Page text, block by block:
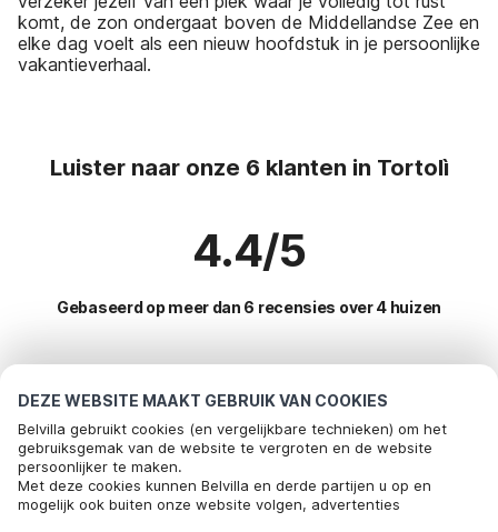
DEZE WEBSITE MAAKT GEBRUIK VAN COOKIES
Belvilla gebruikt cookies (en vergelijkbare technieken) om het
gebruiksgemak van de website te vergroten en de website
persoonlijker te maken.
Met deze cookies kunnen Belvilla en derde partijen u op en
mogelijk ook buiten onze website volgen, advertenties
komt, de zon ondergaat boven de Middellandse Zee en
elke dag voelt als een nieuw hoofdstuk in je persoonlijke
vakantieverhaal.
Luister naar onze 6 klanten in Tortolì
4.4/5
Gebaseerd op meer dan 6 recensies over 4 huizen
Meest populaire bestemmingen voor
vakantie
Top steden met top voorzieningen voor vakantie
Kindvriendelijke vakantiehuizen santa-teresa-gallura
Populaire voorzieningen voor vakantie in Tortoli